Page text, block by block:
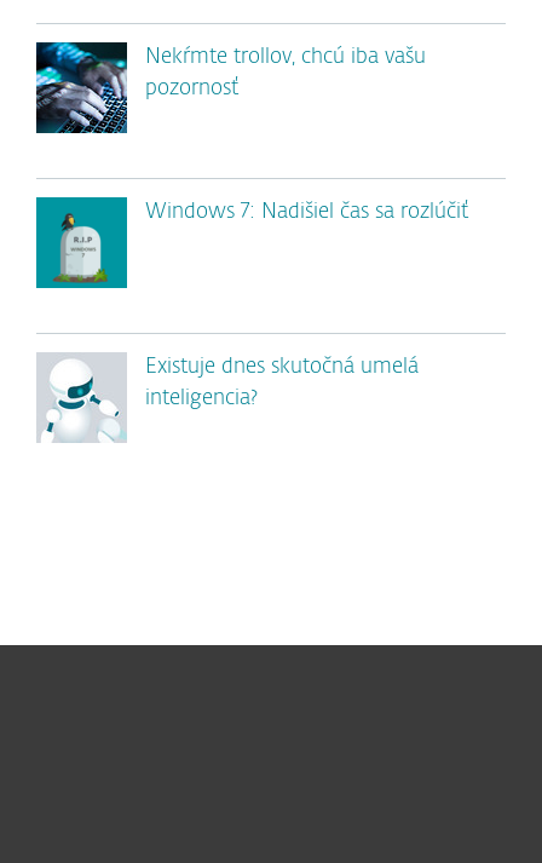
Nekŕmte trollov, chcú iba vašu
pozornosť
Windows 7: Nadišiel čas sa rozlúčiť
Existuje dnes skutočná umelá
inteligencia?